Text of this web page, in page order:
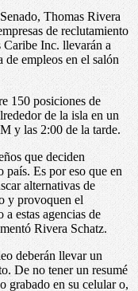
Thomas Rivera
de reclutamiento
Inc. llevarán a
empleos en el salón
150 posiciones de
de la isla en un
y las 2:00 de la tarde.
que deciden
país. Es por eso que en
alternativas de
y provoquen el
estas agencias de
Rivera Schatz.
deberán llevar un
De no tener un resumé
grabado en su celular o,